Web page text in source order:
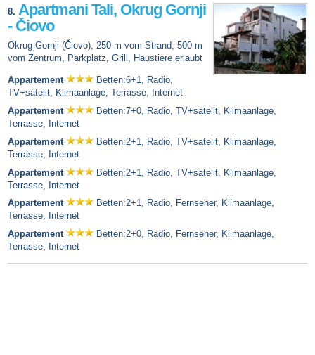
8. Apartmani Tali, Okrug Gornji
- Čiovo
Okrug Gornji (Čiovo), 250 m vom Strand, 500 m
vom Zentrum, Parkplatz, Grill, Haustiere erlaubt
Appartement
Betten:6+1, Radio,
TV+satelit, Klimaanlage, Terrasse, Internet
Appartement
Betten:7+0, Radio, TV+satelit, Klimaanlage,
Terrasse, Internet
Appartement
Betten:2+1, Radio, TV+satelit, Klimaanlage,
Terrasse, Internet
Appartement
Betten:2+1, Radio, TV+satelit, Klimaanlage,
Terrasse, Internet
Appartement
Betten:2+1, Radio, Fernseher, Klimaanlage,
Terrasse, Internet
Appartement
Betten:2+0, Radio, Fernseher, Klimaanlage,
Terrasse, Internet